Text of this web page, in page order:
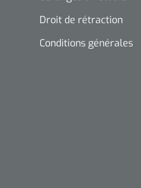
Droit de rétraction
Conditions générales